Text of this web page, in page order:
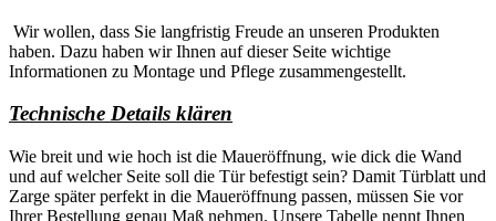
Wir wollen, dass Sie langfristig Freude an unseren Produkten
haben. Dazu haben wir Ihnen auf dieser Seite wichtige
Informationen zu Montage und Pflege zusammengestellt.
Technische Details klären
Wie breit und wie hoch ist die Maueröffnung, wie dick die Wand
und auf welcher Seite soll die Tür befestigt sein? Damit Türblatt und
Zarge später perfekt in die Maueröffnung passen, müssen Sie vor
Ihrer Bestellung genau Maß nehmen. Unsere Tabelle nennt Ihnen